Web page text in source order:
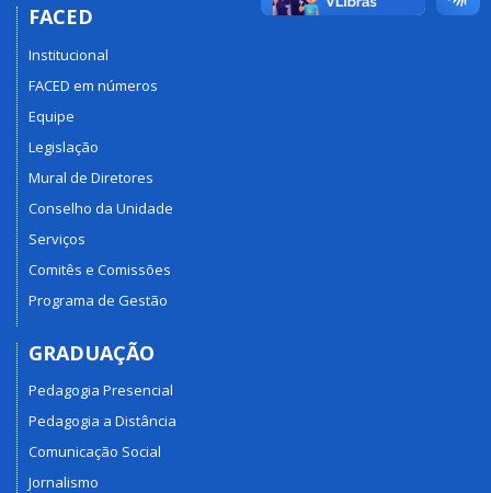
FACED
Institucional
FACED em números
Equipe
Legislação
Mural de Diretores
Conselho da Unidade
Serviços
Comitês e Comissões
Programa de Gestão
GRADUAÇÃO
Pedagogia Presencial
Pedagogia a Distância
Comunicação Social
Jornalismo